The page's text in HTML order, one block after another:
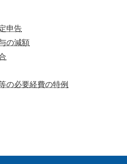
申告
の減額
の必要経費の特例